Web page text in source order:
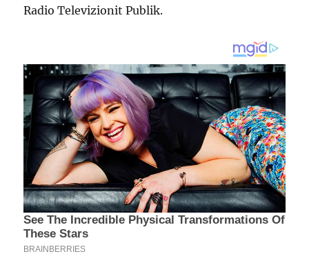
Radio Televizionit Publik.